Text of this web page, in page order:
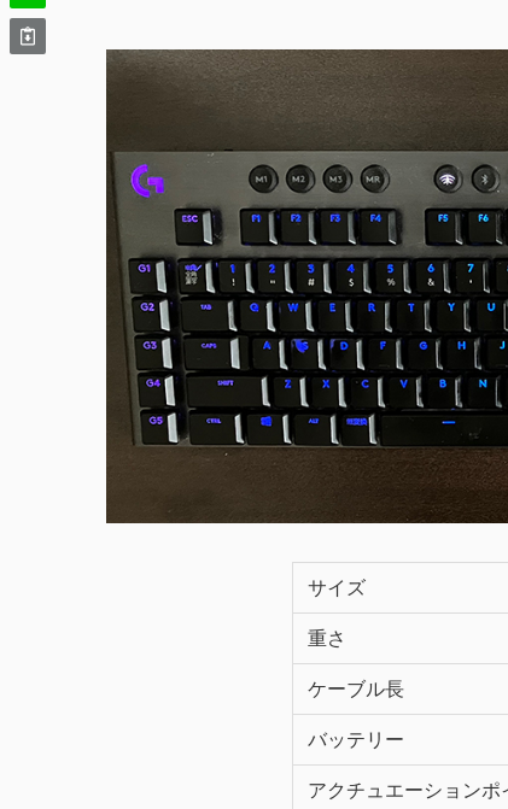
サイズ
重さ
ケーブル長
バッテリー
アクチュエーションポ